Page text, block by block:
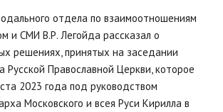
отдела по взаимоотношениям
и СМИ В.Р. Легойда рассказал о
решениях, принятых на заседании
Русской Православной Церкви, которое
2023 года под руководством
Московского и всея Руси Кирилла в